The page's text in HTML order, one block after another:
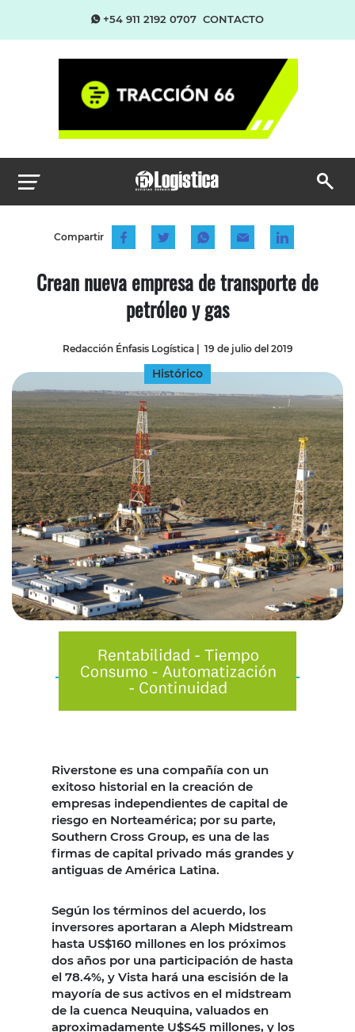
+54 911 2192 0707 CONTACTO
Compartir
Crean nueva empresa de transporte de
petróleo y gas
Redacción Énfasis Logística| 19 de julio del 2019
Histórico
Riverstone es una compañía con un
exitoso historial en la creación de
empresas independientes de capital de
riesgo en Norteamérica; por su parte,
Southern Cross Group, es una de las
firmas de capital privado más grandes y
antiguas de América Latina.
Según los términos del acuerdo, los
inversores aportaran a Aleph Midstream
hasta US$160 millones en los próximos
dos años por una participación de hasta
el 78.4%, y Vista hará una escisión de la
mayoría de sus activos en el midstream
de la cuenca Neuquina, valuados en
aproximadamente U$S45 millones, y los